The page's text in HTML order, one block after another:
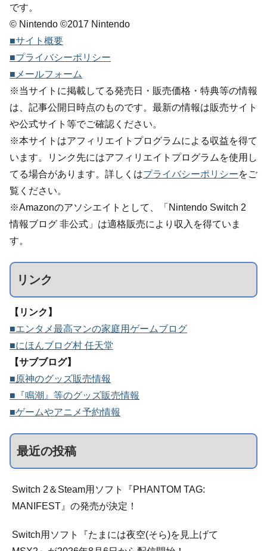
です。
© Nintendo ©2017 Nintendo
■サイト概要
■プライバシーポリシー
■メールフォーム
※当サイトに掲載してる発売日・販売価格・特典等の情報
は、記事公開日時点のものです。最新の情報は販売サイト
や公式サイト等でご確認ください。
※本サイトはアフィリエイトプログラムによる収益を得て
います。リンク先にはアフィリエイトプログラムを使用し
てる場合があります。詳しくはプライバシーポリシーをご
覧ください。
※Amazonのアソシエイトとして、「Nintendo Switch 2
情報ブログ 非公式」は適格販売により収入を得ていま
す。
リンク
【リンク】
■エンタメ最高マンの家庭用ゲームブログ
■にほんブログ村 任天堂
【サブブログ】
■原神のグッズ販売情報
■『鳴潮』等のグッズ販売情報
■ゲームやアニメ予約情報
最近の投稿
Switch 2＆Steam用ソフト『PHANTOM TAG:
MANIFEST』の発売が決定！
Switch用ソフト『たまには夜空(そら)を見上げて